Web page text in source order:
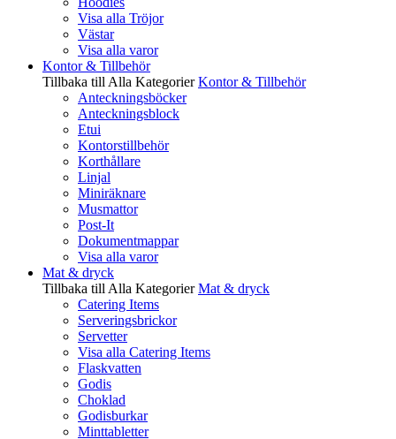
Visa alla Tröjor
Västar
Visa alla varor
Kontor & Tillbehör
Tillbaka till Alla Kategorier Kontor & Tillbehör
Anteckningsböcker
Anteckningsblock
Etui
Kontorstillbehör
Korthållare
Linjal
Miniräknare
Musmattor
Post-It
Dokumentmappar
Visa alla varor
Mat & dryck
Tillbaka till Alla Kategorier Mat & dryck
Catering Items
Serveringsbrickor
Servetter
Visa alla Catering Items
Flaskvatten
Godis
Choklad
Godisburkar
Minttabletter